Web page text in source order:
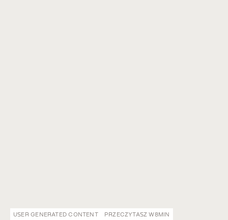
USER GENERATED CONTENT PRZECZYTASZ W8MIN